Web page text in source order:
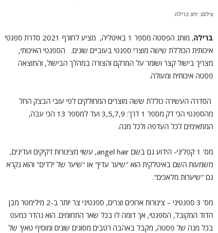
צילום: יחצ ברילה
ברילה
, מותג הפסטה מספר 1 באיטליה, מציע לחורף 2021 סדרת ספגטי
איכותית הכוללת שישה מוצרי ספגטי בעוביים שונים. הספגטי האיכותי,
מצריך בישול קצר ושומר על המרקם והצורה במהלך הבישול, והתוצאה
פסטה איכותית ומעולה.
הסדרה העשירה כוללת ששה מוצרים המחולקים לפי עובי הבצק החל
מהספגטי הכי דק מספר 1 דרך: 3,5,7,9 ועד למספר 13 הכי עבה,
המתאימים לכל העדפה ולכל מנה.
מס' 1 קפליני- הידוע גם בשם angel hair, עשוי מצינורות דקיקים ועדינים,
משמעות השם באיטלקית הוא "שיער עדין" או "שיער של ילדים" והוא נקרא
גם "שיערות מלאכים".
מס' 3 ספגטיני – צינורות ארוכים וצרים, ספגטיני צר יותר ב-2 מילימטר מבן
הדוד המקובל, הספגטי, אך דומה לו בכל שאר התחומים. הוא נהדר כמעט
בכל מנה של פסטה, מקבל באהבה רטבים מסוגים שונים ומוסיף טאץ' של